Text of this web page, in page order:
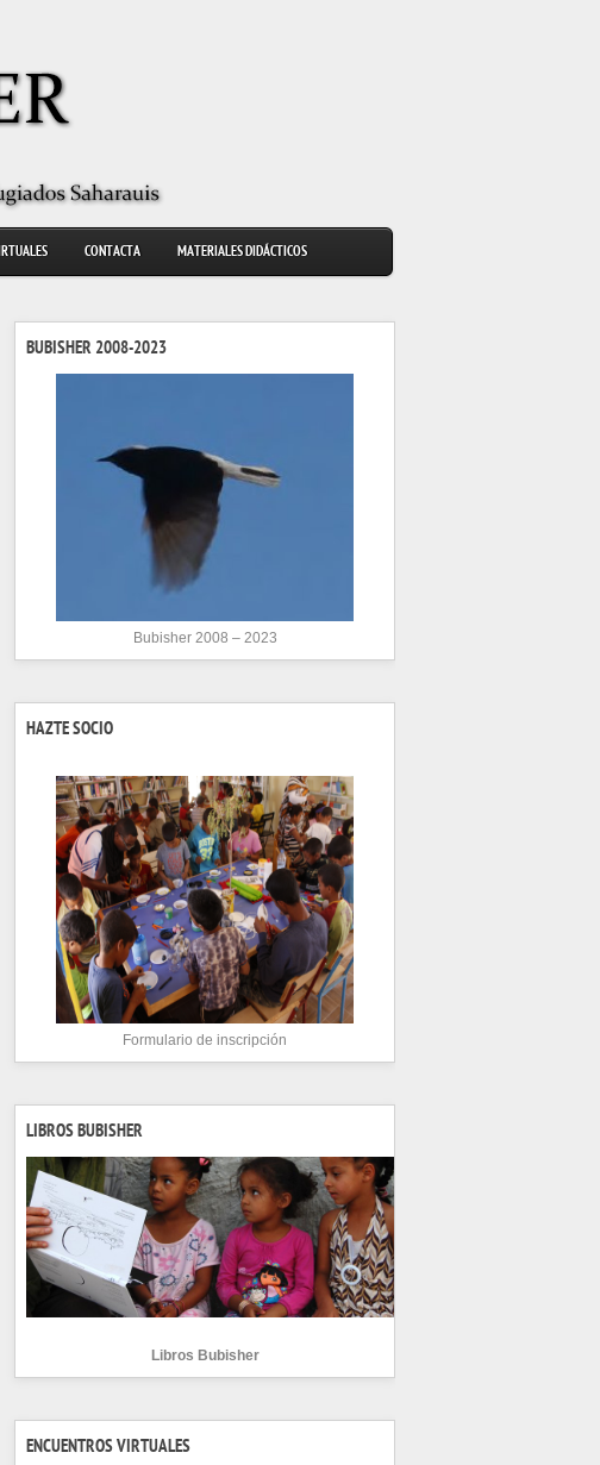
CONTACTA MATERIALES DIDÁCTICOS
BUBISHER 2008-2023
Bubisher 2008 – 2023
HAZTE SOCIO
Formulario de inscripción
LIBROS BUBISHER
Libros Bubisher
ENCUENTROS VIRTUALES